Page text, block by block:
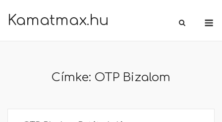
Kamatmax.hu
Címke: OTP Bizalom